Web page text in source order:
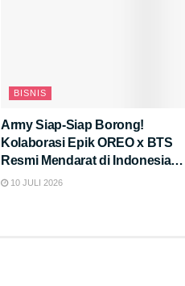
BISNIS
Army Siap-Siap Borong!
Kolaborasi Epik OREO x BTS
Resmi Mendarat di Indonesia,
Apa Saja Keunikannya?
10 JULI 2026